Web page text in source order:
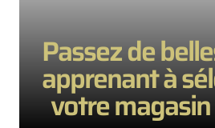
Passez de
apprenant à
votre